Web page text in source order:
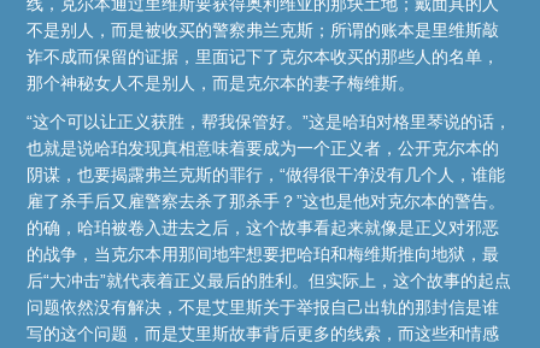
不是别人，而是被收买的警察弗兰克斯；所谓的账本是里维斯敲
诈不成而保留的证据，里面记下了克尔本收买的那些人的名单，
那个神秘女人不是别人，而是克尔本的妻子梅维斯。
“这个可以让正义获胜，帮我保管好。”这是哈珀对格里琴说的话，
也就是说哈珀发现真相意味着要成为一个正义者，公开克尔本的
阴谋，也要揭露弗兰克斯的罪行，“做得很干净没有几个人，谁能
雇了杀手后又雇警察去杀了那杀手？”这也是他对克尔本的警告。
的确，哈珀被卷入进去之后，这个故事看起来就像是正义对邪恶
的战争，当克尔本用那间地牢想要把哈珀和梅维斯推向地狱，最
后“大冲击”就代表着正义最后的胜利。但实际上，这个故事的起点
问题依然没有解决，不是艾里斯关于举报自己出轨的那封信是谁
写的这个问题，而是艾里斯故事背后更多的线索，而这些和情感